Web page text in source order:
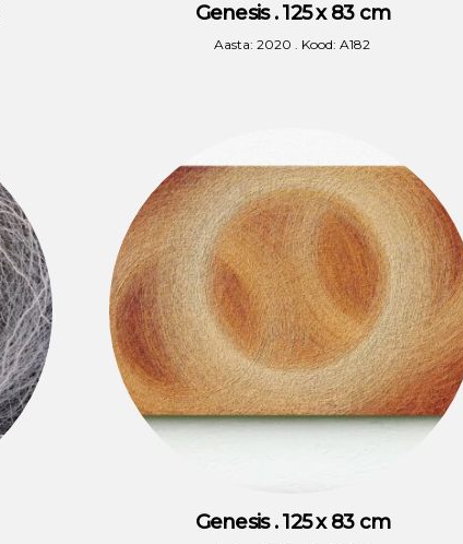
Genesis . 125 x 83 cm
Aasta: 2020 . Kood: A182
Genesis . 125 x 83 cm